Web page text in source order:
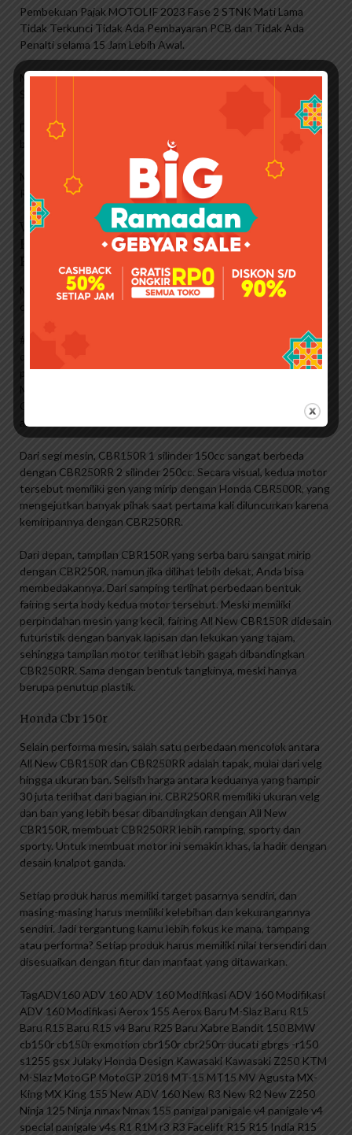
Pembekuan Pajak MOTOLIF 2023 Fase 2 STNK Mati Lama
Tidak Terkunci Tidak Ada Pembayaran PCB dan Tidak Ada
Penalti selama 15 Jam Lebih Awal.
Motor Listrik MOTOTECH Mirip Jalan Vespa Hingga 175 Km
Seharga Rp 12 Juta 15 Jam Lalu
Debt collector MOTOLIFE menyita motor mahasiswa, penjahat
berwajah buruk usai digerebek polisi 16 jam lalu.
Motorac 17 jam yang lalu Momen luar biasa dari debut WH19
Race School di Mandalika National Championship 250 road race
Winglet Cbr 250rr Winglet Cbr 150r 2021 2022
K45r Winglet New Cbr 2021 2022 Winglet Cbr 250
MOTOMODIF Tak hanya Vespa Matic, penutup pintu garasi
custom modifikasi Vespa Klasik, harga tersedia 19 jam lalu
#Motor# Data Stnk tidak ada lagi setelah 2 tahun di tahun 2021
dan banyak orang telah menerima berbagai tanggapan tentang
penampilannya yang sangat mirip dengan Honda CBR250RR.
Meski sekilas bentuk dan tampilan bodinya mirip dengan
CBR250RR, namun jika dilihat lebih dekat, banyak perbedaan di
antara kedua motor tersebut.
Dari segi mesin, CBR150R 1 silinder 150cc sangat berbeda
dengan CBR250RR 2 silinder 250cc. Secara visual, kedua motor
tersebut memiliki gen yang mirip dengan Honda CBR500R, yang
mengejutkan banyak pihak saat pertama kali diluncurkan karena
kemiripannya dengan CBR250RR.
Dari depan, tampilan CBR150R yang serba baru sangat mirip
dengan CBR250R, namun jika dilihat lebih dekat, Anda bisa
membedakannya. Dari samping terlihat perbedaan bentuk
fairing serta body kedua motor tersebut. Meski memiliki
perpindahan mesin yang kecil, fairing All New CBR150R didesain
futuristik dengan banyak lapisan dan lekukan yang tajam,
sehingga tampilan motor terlihat lebih gagah dibandingkan
CBR250RR. Sama dengan bentuk tangkinya, meski hanya
berupa penutup plastik.
Honda Cbr 150r
Selain performa mesin, salah satu perbedaan mencolok antara
All New CBR150R dan CBR250RR adalah tapak, mulai dari velg
hingga ukuran ban. Selisih harga antara keduanya yang hampir
30 juta terlihat dari bagian ini. CBR250RR memiliki ukuran velg
dan ban yang lebih besar dibandingkan dengan All New
CBR150R, membuat CBR250RR lebih ramping, sporty dan
sporty. Untuk membuat motor ini semakin khas, ia hadir dengan
desain knalpot ganda.
Setiap produk harus memiliki target pasarnya sendiri, dan
masing-masing harus memiliki kelebihan dan kekurangannya
sendiri. Jadi tergantung kamu lebih fokus ke mana, tampang
atau performa? Setiap produk harus memiliki nilai tersendiri dan
disesuaikan dengan fitur dan manfaat yang ditawarkan.
TagADV160 ADV 160 ADV 160 Modifikasi ADV 160 Modifikasi
ADV 160 Modifikasi Aerox 155 Aerox Baru M-Slaz Baru R15
Baru R15 Baru R15 v4 Baru R25 Baru Xabre Bandit 150 BMW
cb150r cb150r exmotion cbr150r cbr250rr ducati gbrgs -r150
s1255 gsx Julaky Honda Design Kawasaki Kawasaki Z250 KTM
M-Slaz MotoGP MotoGP 2018 MT-15 MT15 MV Agusta MX-
King MX King 155 New ADV 160 New R3 New R2 New Z250
Ninja 125 Ninja nmax Nmax 155 panigal panigale v4 panigale v4
special panigale v4s R1 R1M r3 R3 Facelift R15 R15 India R15